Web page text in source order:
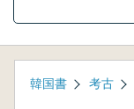
韓国書 考古